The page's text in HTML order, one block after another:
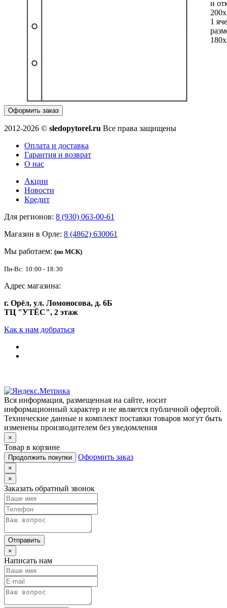
и
1
Оформить заказ
2012-2026 © sledopytorel.ru Все права защищены
Оплата и доставка
Гарантия и возврат
О нас
Акции
Новости
Кредит
Для регионов: 8 (930) 063-00-61
Магазин в Орле: 8 (4862) 630061
Мы работаем: (по МСК)
Пн-Вс: 10:00 - 18:30
Адрес магазина:
г. Орёл, ул. Ломоносова, д. 6Б
ТЦ "УТЁС", 2 этаж
Как к нам добраться
Вся информация, размещенная на сайте, носит
информационный характер и не является публичной офертой.
Технические данные и комплект поставки товаров могут быть
изменены производителем без уведомления
×
Товар в корзине
Продолжить покупки Оформить заказ
×
×
Заказать обратный звонок
Отправить
×
Написать нам